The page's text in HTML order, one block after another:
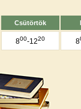
Csütörtök
800-1220 8